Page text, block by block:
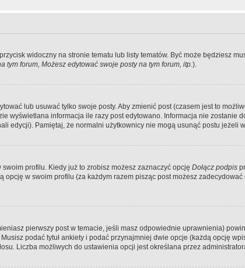
widoczny na stronie tematu lub listy tematów. Być może będziesz
tym forum, Możesz edytować swoje posty na tym forum, itp.).
lub usuwać tylko swoje posty. Aby zmienić post (czasem jest to
wyświetlana informacja ile razy post edytowano. Informacja nie zostanie
edycji). Pamiętaj, że normalni użytkownicy nie mogą usunąć postu jeżeli
profilu. Kiedy już to zrobisz możesz zaznaczyć opcję Dołącz podpis
w swoim profilu (za każdym razem pisząc post możesz
pierwszy post w temacie, jeśli masz odpowiednie uprawnienia)
podać tytuł ankiety i podać przynajmniej dwie opcje (każdą opcję
Liczba możliwych do ustawienia opcji jest określana przez